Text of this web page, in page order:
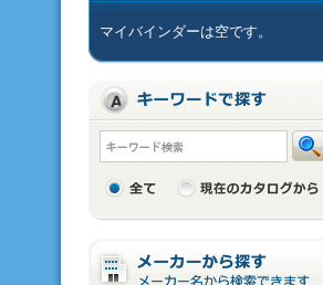
マイバインダーは空です。